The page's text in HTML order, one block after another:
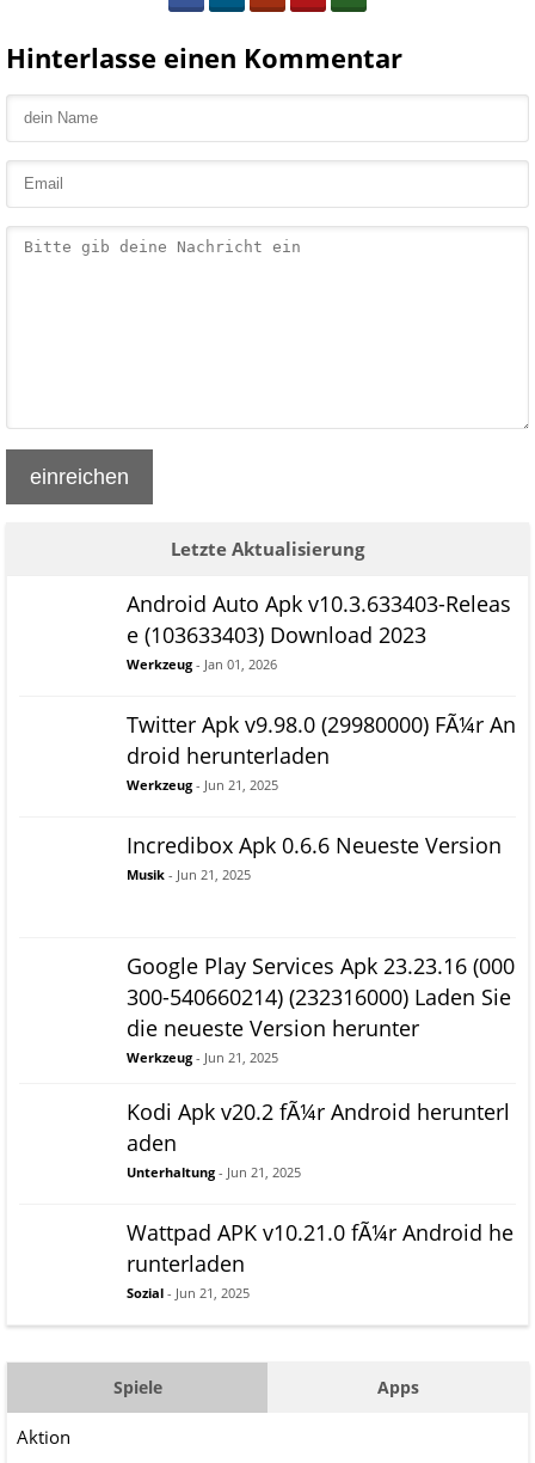
Hinterlasse einen Kommentar
einreichen
Letzte Aktualisierung
Android Auto Apk v10.3.633403-Releas
e (103633403) Download 2023
Werkzeug - Jan 01, 2026
Twitter Apk v9.98.0 (29980000) FÃ¼r An
droid herunterladen
Werkzeug - Jun 21, 2025
Incredibox Apk 0.6.6 Neueste Version
Musik - Jun 21, 2025
Google Play Services Apk 23.23.16 (000
300-540660214) (232316000) Laden Sie
die neueste Version herunter
Werkzeug - Jun 21, 2025
Kodi Apk v20.2 fÃ¼r Android herunterl
aden
Unterhaltung - Jun 21, 2025
Wattpad APK v10.21.0 fÃ¼r Android he
runterladen
Sozial - Jun 21, 2025
Spiele Apps
Aktion